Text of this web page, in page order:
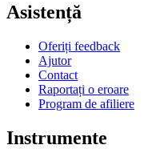
Asistență
Oferiți feedback
Ajutor
Contact
Raportați o eroare
Program de afiliere
Instrumente